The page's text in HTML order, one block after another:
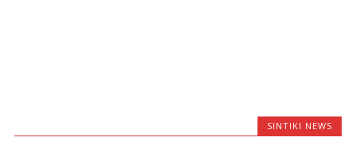
SINTIKI NEWS